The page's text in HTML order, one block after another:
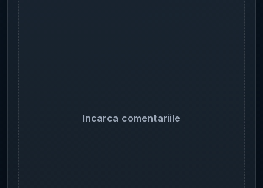
Incarca comentariile